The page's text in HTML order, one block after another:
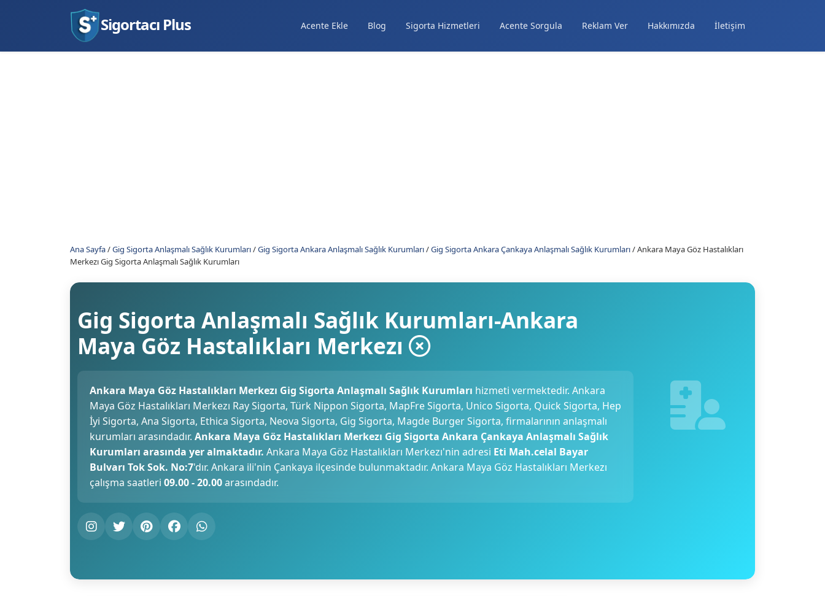
Sigortacı Plus Acente Ekle Blog Sigorta Hizmetleri Acente Sorgula Reklam Ver Hakkımızda İletişim
Ana Sayfa/Gig Sigorta Anlaşmalı Sağlık Kurumları/Gig Sigorta Ankara Anlaşmalı Sağlık Kurumları/Gig Sigorta Ankara Çankaya Anlaşmalı Sağlık Kurumları/Ankara Maya Göz Hastalıkları
Merkezı Gig Sigorta Anlaşmalı Sağlık Kurumları
Gig Sigorta Anlaşmalı Sağlık Kurumları-Ankara
Maya Göz Hastalıkları Merkezı
Ankara Maya Göz Hastalıkları Merkezı Gig Sigorta Anlaşmalı Sağlık Kurumları hizmeti vermektedir. Ankara
Maya Göz Hastalıkları Merkezı Ray Sigorta, Türk Nippon Sigorta, MapFre Sigorta, Unico Sigorta, Quick Sigorta, Hep
İyi Sigorta, Ana Sigorta, Ethica Sigorta, Neova Sigorta, Gig Sigorta, Magde Burger Sigorta, firmalarının anlaşmalı
kurumları arasındadır. Ankara Maya Göz Hastalıkları Merkezı Gig Sigorta Ankara Çankaya Anlaşmalı Sağlık
Kurumları arasında yer almaktadır. Ankara Maya Göz Hastalıkları Merkezı'nin adresi Eti Mah.celal Bayar
Bulvarı Tok Sok. No:7'dır. Ankara ili'nin Çankaya ilçesinde bulunmaktadır. Ankara Maya Göz Hastalıkları Merkezı
çalışma saatleri 09.00 - 20.00arasındadır.